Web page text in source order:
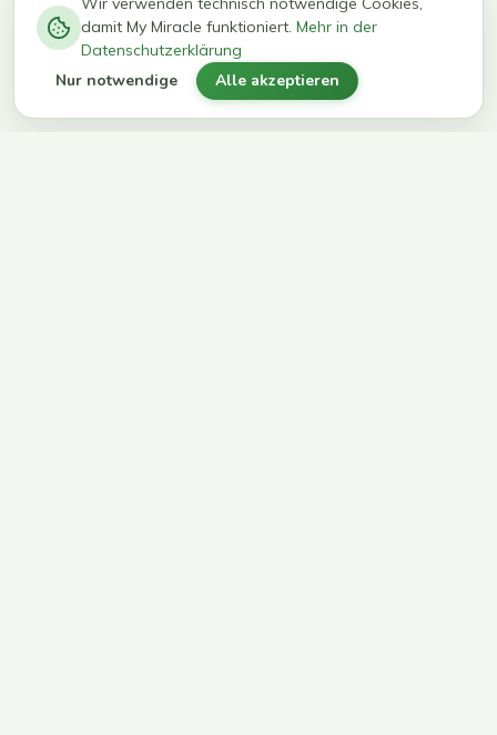
kg in 12
Wochen
erreichen
ihr Ziel
damit My Miracle funktioniert. Mehr in der
Datenschutzerklärung
Nur notwendige Alle akzeptieren